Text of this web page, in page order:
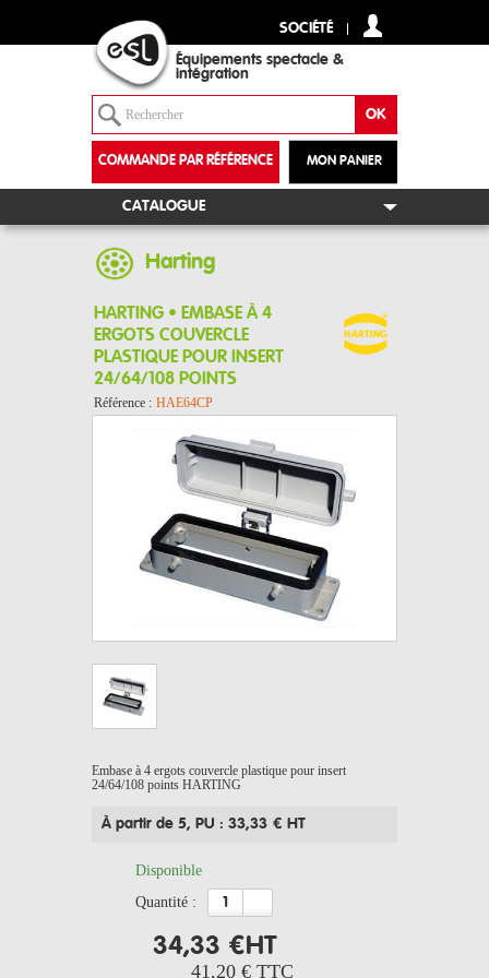
SOCIÉTÉ
Équipements spectacle &
intégration
MON PANIER
COMMANDE PAR RÉFÉRENCE
+
CATALOGUE
Harting
HARTING • EMBASE À 4
ERGOTS COUVERCLE
PLASTIQUE POUR INSERT
24/64/108 POINTS
Référence : HAE64CP
Embase à 4 ergots couvercle plastique pour insert
24/64/108 points HARTING
À partir de 5, PU : 33,33 € HT
Disponible
quantité :
34,33 €HT
41,20 € TTC